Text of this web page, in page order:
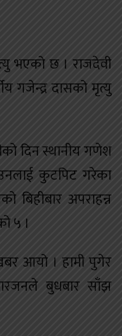
भएको छ । राजदेवी
गजेन्द्र दासको मृत्यु
दिन स्थानीय गणेश
कुटपिट गरेका
बिहीबार अपराहन्न
५ ।
आयो । हामी पुगेर
बुधबार साँझ